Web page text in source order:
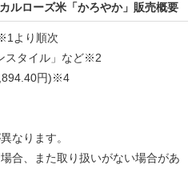
ルローズ米「かろやか」販売概要
より順次
スタイル」など※2
円)※4
なります。
合、また取り扱いがない場合があ